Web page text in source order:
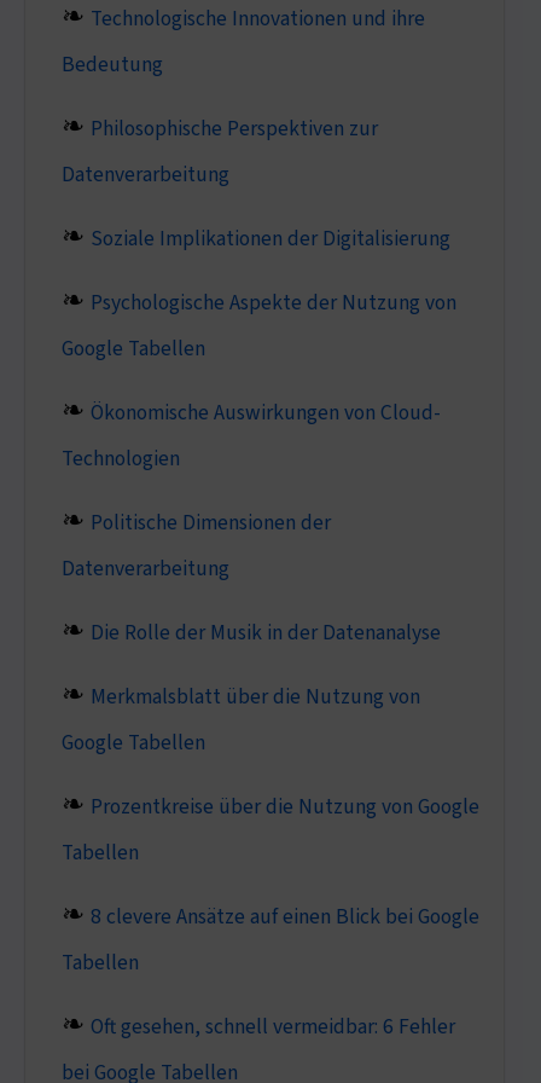
Technologische Innovationen und ihre
Bedeutung
Philosophische Perspektiven zur
Datenverarbeitung
Soziale Implikationen der Digitalisierung
Psychologische Aspekte der Nutzung von
Google Tabellen
Ökonomische Auswirkungen von Cloud-
Technologien
Politische Dimensionen der
Datenverarbeitung
Die Rolle der Musik in der Datenanalyse
Merkmalsblatt über die Nutzung von
Google Tabellen
Prozentkreise über die Nutzung von Google
Tabellen
8 clevere Ansätze auf einen Blick bei Google
Tabellen
Oft gesehen, schnell vermeidbar: 6 Fehler
bei Google Tabellen